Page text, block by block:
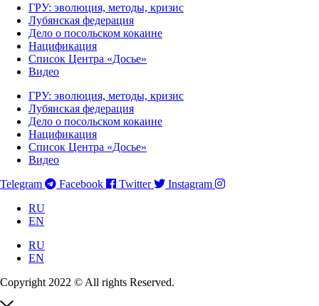
ГРУ: эволюция, методы, кризис
Лубянская федерация
Дело о посольском кокаине
Нацификация
Список Центра «Досье»
Видео
ГРУ: эволюция, методы, кризис
Лубянская федерация
Дело о посольском кокаине
Нацификация
Список Центра «Досье»
Видео
Telegram
Facebook Twitter
Instagram
RU
EN
RU
EN
Copyright 2022 © All rights Reserved.